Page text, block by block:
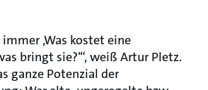
‚Was kostet eine
bringt sie?‘“, weiß Artur Pletz.
ganze Potenzial der